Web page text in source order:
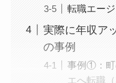
転職エー
実際に年収ア
の事例
事例①：町
エへ転職